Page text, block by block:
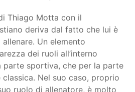
Thiago Motta con il
deriva dal fatto che lui è
Un elemento
dei ruoli all’interno
parte sportiva, che per la parte
Nel suo caso, proprio
ruolo di allenatore, è molto